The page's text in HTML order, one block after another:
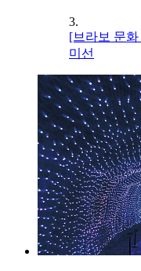
3.
[브라보 문
미선